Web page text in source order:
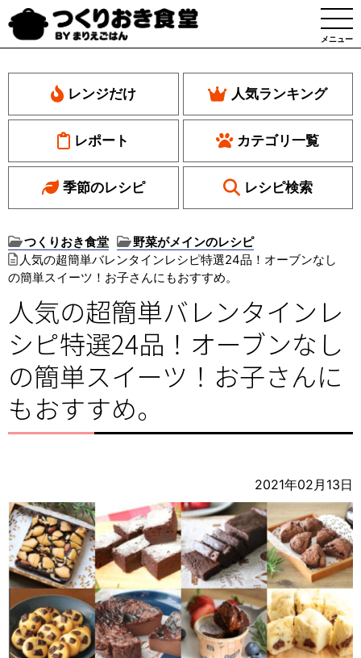
メニュー
レンジだけ 人気ランキング
レポート カテゴリ一覧
季節のレシピ レシピ検索
つくりおき食堂
野菜がメインのレシピ
人気の超簡単バレンタインレシピ特選24品！オーブンなし
の簡単スイーツ！お子さんにもおすすめ。
人気の超簡単バレンタインレ
シピ特選24品！オーブンなし
の簡単スイーツ！お子さんに
もおすすめ。
2021年02月13日